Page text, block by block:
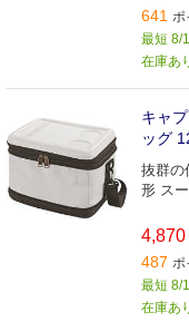
641 ポ
最短 8/
在庫あ
キャ
ッグ
抜群の
形 ス
4,870
487 ポ
最短 8/
在庫あ